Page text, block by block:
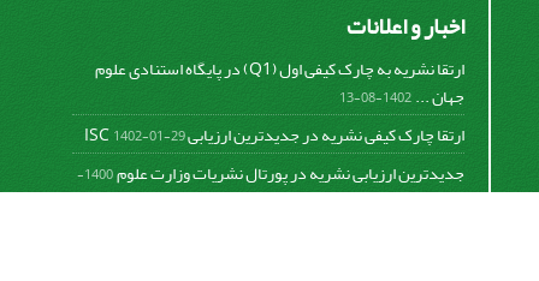
اخبار و اعلانات
ارتقا نشریه به چارک کیفی اول (Q1) در پایگاه استنادی علوم
جهان ...1402-08-13
ارتقا چارک کیفی نشریه در جدیدترین ارزیابی ISC1402-01-29
جدیدترین ارزیابی نشریه در پورتال نشریات وزارت علوم
1400-